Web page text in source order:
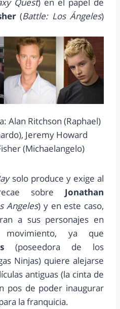
Quest) en el papel de
(Battle: Los Ángeles)
Alan Ritchson (Raphael)
Jeremy Howard
(Michaelangelo)
solo produce y exige al
sobre Jonathan
Angeles) y en este caso,
a sus personajes en
ya que
(poseedora de los
Ninjas) quiere alejarse
antiguas (la cinta de
pos de poder inaugurar
la franquicia.